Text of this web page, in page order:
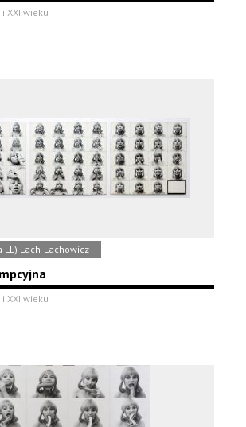
XXI wieku
Lach-Lachowicz
XXI wieku